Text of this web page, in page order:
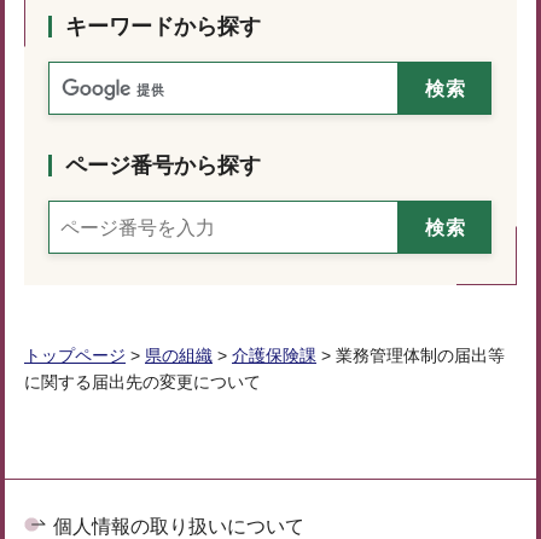
キーワードから探す
ページ番号から探す
トップページ > 県の組織 > 介護保険課 > 業務管理体制の届出等
に関する届出先の変更について
個人情報の取り扱いについて